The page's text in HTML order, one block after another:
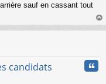
sauf en cassant tout
au
candidats